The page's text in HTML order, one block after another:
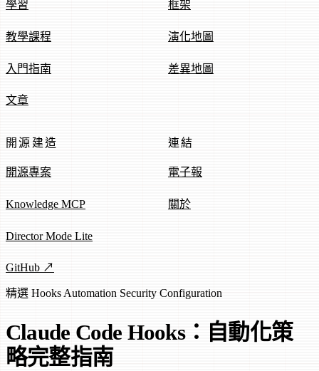
學習
教學課程
入門指南
文章
框架
演化地圖
差異地圖
開源建造
開源專案
Knowledge MCP
Director Mode Lite
GitHub ↗
連結
電子報
關於
精選 Hooks Automation Security Configuration
Claude Code Hooks：自動化策
略完整指南